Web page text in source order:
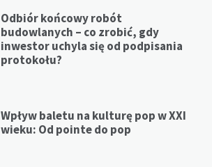
Odbiór końcowy robót
budowlanych – co zrobić, gdy
inwestor uchyla się od podpisania
protokołu?
Wpływ baletu na kulturę pop w XXI
wieku: Od pointe do pop